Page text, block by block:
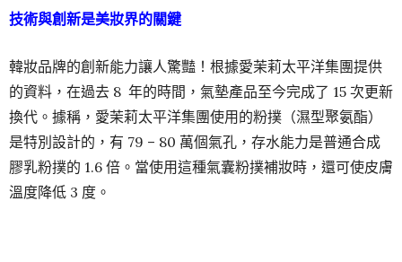
技術與創新是美妝界的關鍵
韓妝品牌的創新能力讓人驚豔！根據愛茉莉太平洋集團提供
的資料，在過去 8 年的時間，氣墊產品至今完成了 15 次更新
換代。據稱，愛茉莉太平洋集團使用的粉撲（濕型聚氨酯）
是特別設計的，有 79 – 80 萬個氣孔，存水能力是普通合成
膠乳粉撲的 1.6 倍。當使用這種氣囊粉撲補妝時，還可使皮膚
溫度降低 3 度。